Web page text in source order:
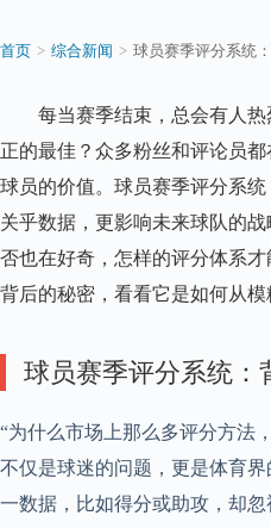
衡
–
皇
粉
丝
中
文
首页 > 综合新闻 > 球员赛季评分系统
每当赛季结束，总会有人
正的最佳？众多粉丝和评论员
球员的价值。球员赛季评分系
关乎数据，更影响未来球队的
否也在好奇，怎样的评分体系
背后的秘密，看看它是如何从模
球员赛季评分系统：
“为什么市场上那么多评分方法
不仅是球迷的问题，更是体育
一数据，比如得分或助攻，却忽